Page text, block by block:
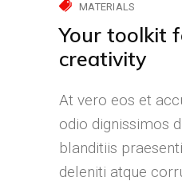
MATERIALS
Your toolkit
creativity
At vero eos et
odio dignissimos
blanditiis
deleniti atque